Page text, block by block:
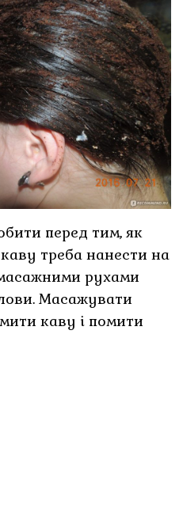
перед тим, як
треба нанести на
рухами
Масажувати
каву і помити